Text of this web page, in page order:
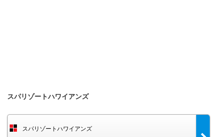
スパリゾートハワイアンズ
スパリゾートハワイアンズ